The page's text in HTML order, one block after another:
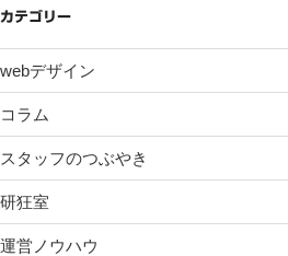
カテゴリー
webデザイン
コラム
スタッフのつぶやき
研狂室
運営ノウハウ